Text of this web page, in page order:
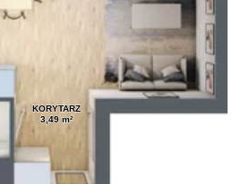
KORYTARZ
3,49 m²